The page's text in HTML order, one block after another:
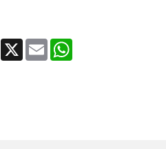
Facebook
X Email